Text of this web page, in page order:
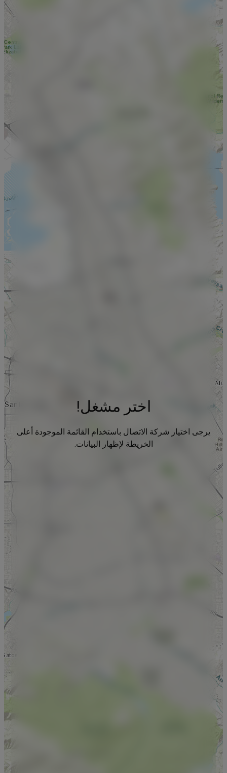
اختر مشغل!
يرجى اختيار شركة الاتصال باستخدام القائمة الموجودة أعلى
الخريطة لإظهار البيانات.